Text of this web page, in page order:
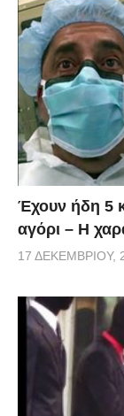
Έχουν ήδη 5
αγόρι – Η
17 ΔΕΚΕΜΒΡΊΟΥ,